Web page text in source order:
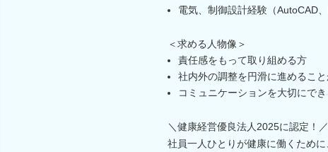
電気、制御設計経験（AutoCAD、
＜求める人物像＞
責任感をもって取り組める方
社内外の調整を円滑に進めるこ
コミュニケーションを大切にで
＼健康経営優良法人2025に認定！／
社員一人ひとりが健康に働くために